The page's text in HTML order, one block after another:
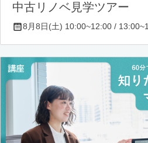
中古リノベ見学ツアー
8月8日(土) 10:00~12:00 /